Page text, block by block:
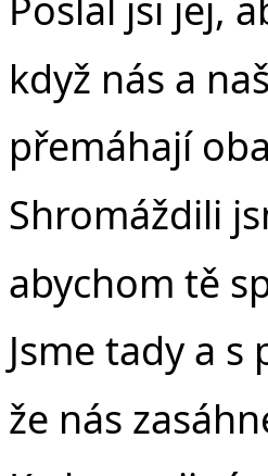
když nás a
přemáhají
Shromáždili
abychom tě
Jsme tady a
že nás